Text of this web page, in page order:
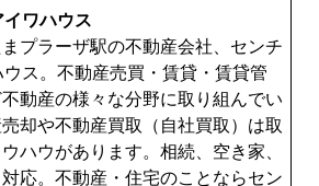
ワハウス
プラーザ駅の不動産会社、センチ
ス。不動産売買・賃貸・賃貸管
動産の様々な分野に取り組んでい
却や不動産買取（自社買取）は取
ハウがあります。相続、空き家、
応。不動産・住宅のことならセン